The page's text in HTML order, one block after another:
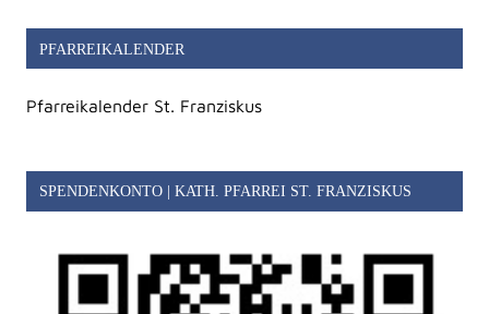
PFARREIKALENDER
Pfarreikalender St. Franziskus
SPENDENKONTO | KATH. PFARREI ST. FRANZISKUS